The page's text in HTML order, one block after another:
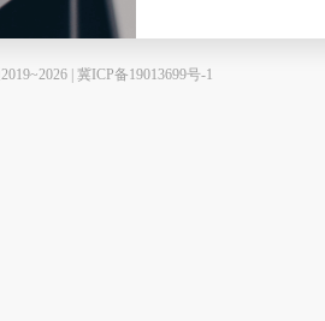
| 冀ICP备19013699号-1